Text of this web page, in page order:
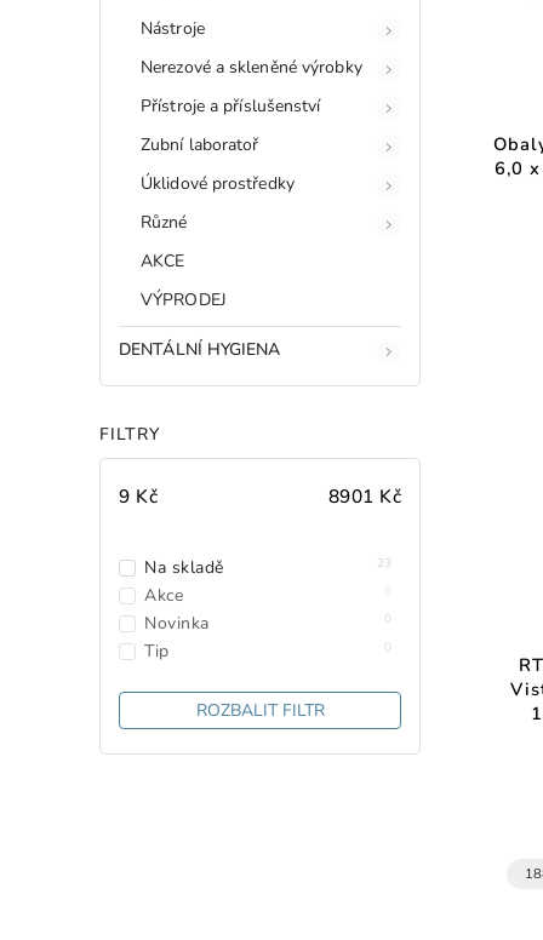
Nástroje
Nerezové a skleněné výrobky
Přístroje a příslušenství
Zubní laboratoř
Úklidové prostředky
Různé
AKCE
VÝPRODEJ
DENTÁLNÍ HYGIENA
FILTRY
9 Kč 8901 Kč
Na skladě 23
Akce 0
Novinka 0
Tip 0
ROZBALIT FILTR
6,0